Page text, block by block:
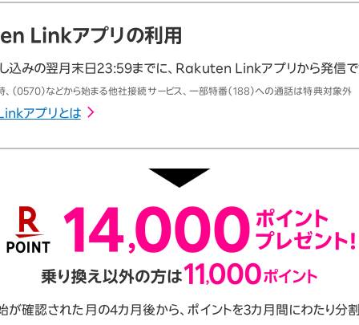
Linkアプリの利用
込みの翌月末日23:59までに、Rakuten Linkアプリから発信
（0570）などから始まる他社接続サービス、一部特番（188）への通話は特典対象外
アプリとは
が確認された月の4カ月後から、ポイントを3カ月間にわたり分割